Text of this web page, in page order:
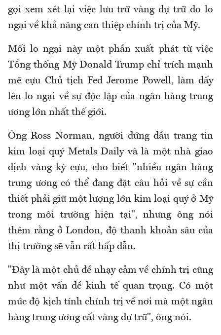
gọi xem xét lại việc lưu trữ vàng dự trữ do lo
ngại về khả năng can thiệp chính trị của Mỹ.
Mối lo ngại này một phần xuất phát từ việc
Tổng thống Mỹ Donald Trump chỉ trích mạnh
mẽ cựu Chủ tịch Fed Jerome Powell, làm dấy
lên lo ngại về sự độc lập của ngân hàng trung
ương lớn nhất thế giới.
Ông Ross Norman, người đứng đầu trang tin
kim loại quý Metals Daily và là một nhà giao
dịch vàng kỳ cựu, cho biết "nhiều ngân hàng
trung ương có thể đang đặt câu hỏi về sự cần
thiết phải giữ một lượng lớn kim loại quý ở Mỹ
trong môi trường hiện tại", nhưng ông nói
thêm rằng ở London, độ thanh khoản sâu của
thị trường sẽ vẫn rất hấp dẫn.
"Đây là một chủ đề nhạy cảm về chính trị cũng
như một vấn đề kinh tế quan trọng. Có một
mức độ kịch tính chính trị về nơi mà một ngân
hàng trung ương cất vàng dự trữ", ông nói.